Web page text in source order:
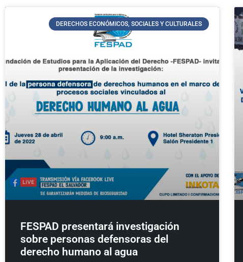
DERECHOS ECONÓMICOS, SOCIALES Y CULTURALES
FESPAD presentará investigación
sobre personas defensoras del
derecho humano al agua